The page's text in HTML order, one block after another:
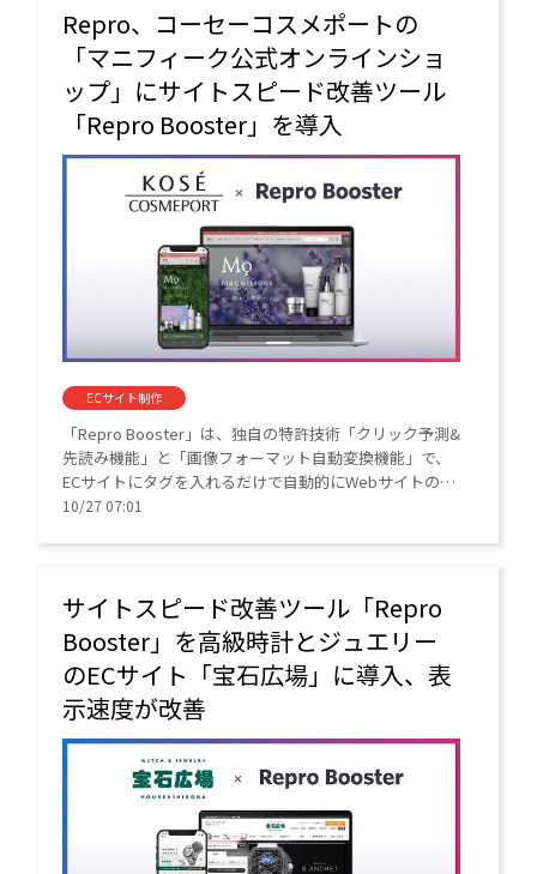
Repro、コーセーコスメポートの
「マニフィーク公式オンラインショ
ップ」にサイトスピード改善ツール
「Repro Booster」を導入
ECサイト制作
「Repro Booster」は、独自の特許技術「クリック予測&
先読み機能」と「画像フォーマット自動変換機能」で、
ECサイトにタグを入れるだけで自動的にWebサイトの表
示速度を高速化するサイトスピード改善ツール。初期設
10/27 07:01
サイトスピード改善ツール「Repro
Booster」を高級時計とジュエリー
のECサイト「宝石広場」に導入、表
示速度が改善